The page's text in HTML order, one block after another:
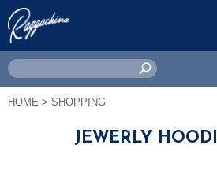
HOME > SHOPPING
JEWERLY